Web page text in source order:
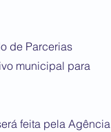
de Parcerias
municipal para
feita pela Agência